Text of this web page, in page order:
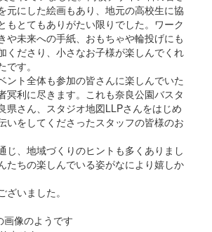
元にした絵画もあり、地元の高校生に協
もとてもありがたい限りでした。ワーク
や未来への手紙、おもちゃや輪投げにも
くださり、小さなお子様が楽しんでくれ
す。
ント全体も参加の皆さんに楽しんでいた
冥利に尽きます。これも奈良公園バスタ
県さん、スタジオ地図LLPさんをはじめ
いをしてくださったスタッフの皆様のお
じ、地域づくりのヒントも多くありまし
たちの楽しんでいる姿がなにより嬉しか
いました。